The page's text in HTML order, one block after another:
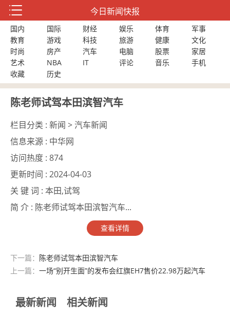
今日新闻快报
国内 国际 财经 娱乐 体育
军事
教育
游戏 科技 旅游 健康
文化
时尚
房产 汽车 电脑 股票
家居
艺术
NBA IT 评论 音乐
手机
收藏
历史
陈老师试驾本田滨智汽车
栏目分类 : 新闻 > 汽车新闻
信息来源 : 中华网
访问热度 : 874
更新时间 : 2024-04-03
关 键 词 : 本田,试驾
简 介 : 陈老师试驾本田滨智汽车...
查看详情
下一篇： 陈老师试驾本田滨智汽车
上一篇： 一场“别开生面”的发布会红旗EH7售价22.98万起汽车
最新新闻 相关新闻